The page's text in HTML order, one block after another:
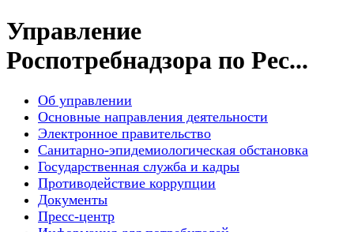
Управление
Роспотребнадзора по Рес...
Об управлении
Основные направления деятельности
Электронное правительство
Санитарно-эпидемиологическая обстановка
Государственная служба и кадры
Противодействие коррупции
Документы
Пресс-центр